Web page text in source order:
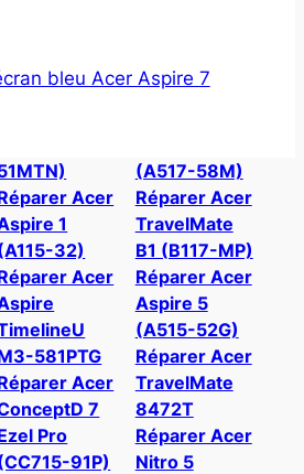
bleu Acer Aspire 7
Acer
1
32)
Acer
581PTG
Acer
7
Pro
91P)
(A517-58M)
Réparer Acer
TravelMate
B1 (B117-MP)
Réparer Acer
Aspire 5
(A515-52G)
Réparer Acer
TravelMate
8472T
Réparer Acer
Nitro 5